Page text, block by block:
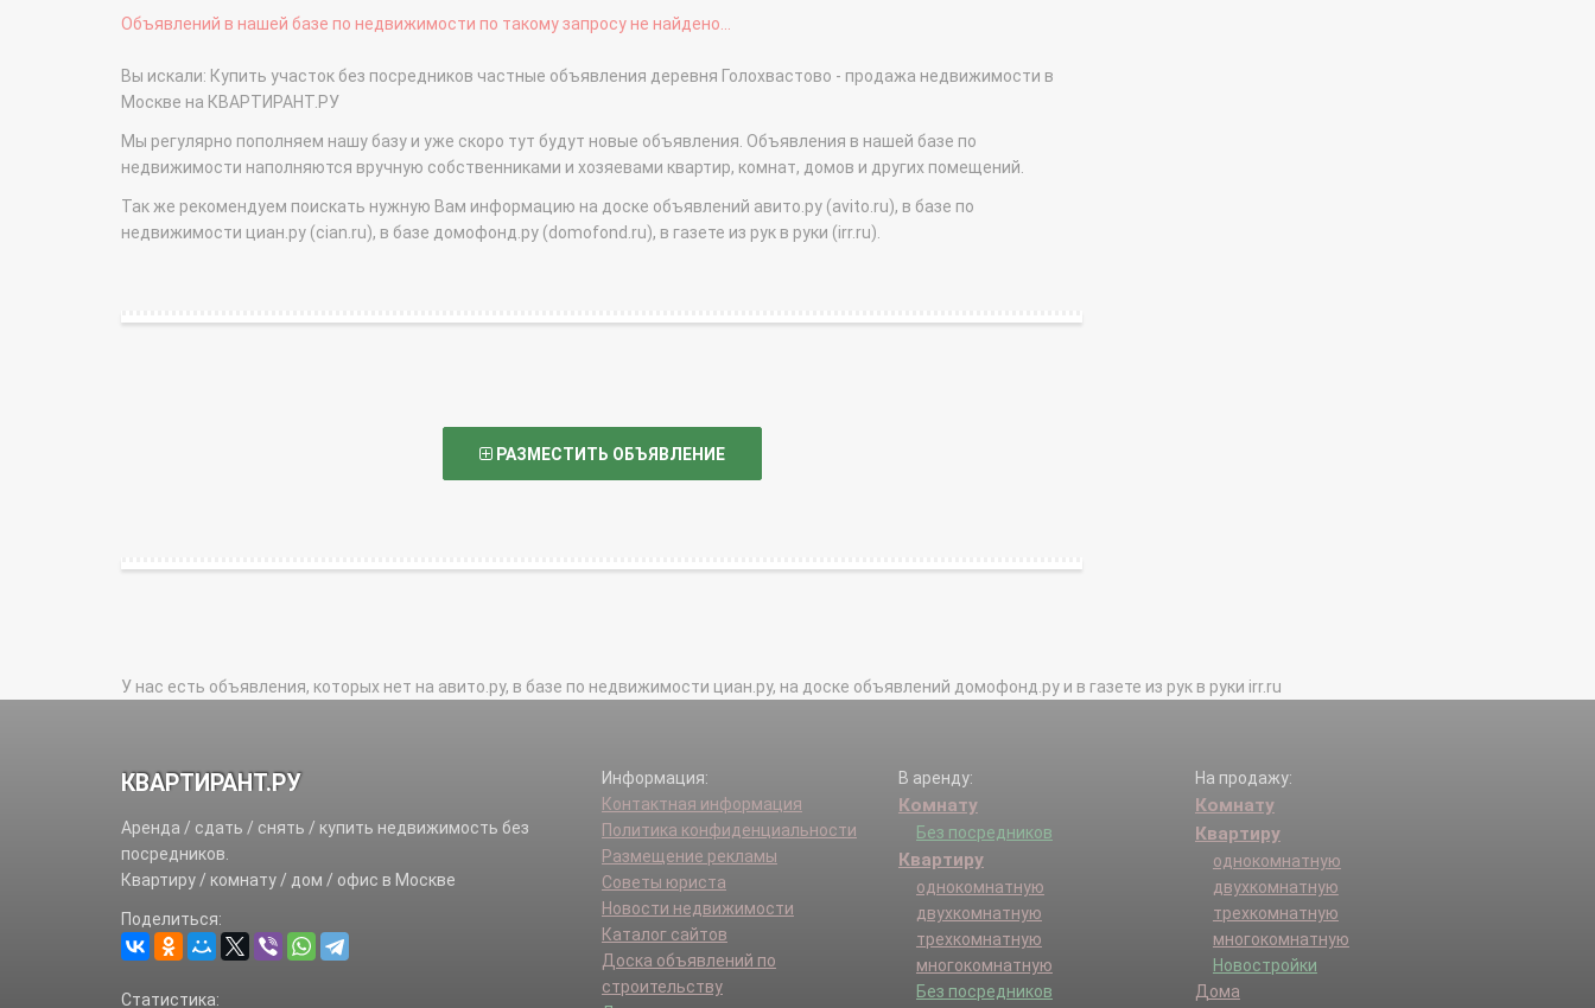
Объявлений в нашей базе по недвижимости по такому запросу не найдено...
Вы искали: Купить участок без посредников частные объявления деревня Голохвастово - продажа недвижимости в
Москве на КВАРТИРАНТ.РУ
Мы регулярно пополняем нашу базу и уже скоро тут будут новые объявления. Объявления в нашей базе по
недвижимости наполняются вручную собственниками и хозяевами квартир, комнат, домов и других помещений.
Так же рекомендуем поискать нужную Вам информацию на доске объявлений авито.ру (avito.ru), в базе по
недвижимости циан.ру (cian.ru), в базе домофонд.ру (domofond.ru), в газете из рук в руки (irr.ru).
РАЗМЕСТИТЬ ОБЪЯВЛЕНИЕ
У нас есть объявления, которых нет на авито.ру, в базе по недвижимости циан.ру, на доске объявлений домофонд.ру и в газете из рук в руки irr.ru
КВАРТИРАНТ.РУ
Аренда / сдать / снять / купить недвижимость без
посредников.
Квартиру / комнату / дом / офис в Москве
Поделиться:
Статистика:
Информация:
Контактная информация
Политика конфиденциальности
Размещение рекламы
Советы юриста
Новости недвижимости
Каталог сайтов
Доска объявлений по
строительству
В аренду:
Комнату
Без посредников
Квартиру
однокомнатную
двухкомнатную
трехкомнатную
многокомнатную
Без посредников
На продажу:
Комнату
Квартиру
однокомнатную
двухкомнатную
трехкомнатную
многокомнатную
Новостройки
Дома